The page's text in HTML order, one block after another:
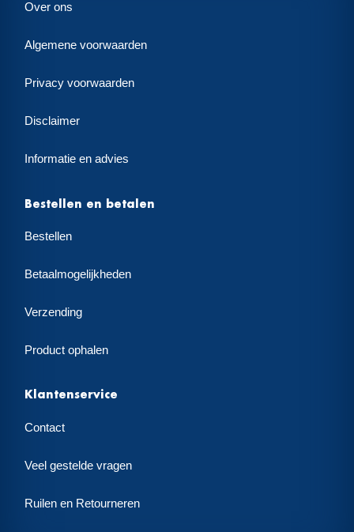
Over ons
Algemene voorwaarden
Privacy voorwaarden
Disclaimer
Informatie en advies
Bestellen en betalen
Bestellen
Betaalmogelijkheden
Verzending
Product ophalen
Klantenservice
Contact
Veel gestelde vragen
Ruilen en Retourneren